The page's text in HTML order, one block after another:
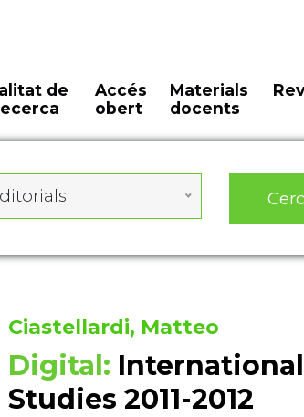
de
Accés
obert
Materials
docents
Ciastellardi, Matteo
Digital:
Studies 2011-2012